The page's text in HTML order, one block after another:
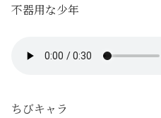
不器用な少年
ちびキャラ